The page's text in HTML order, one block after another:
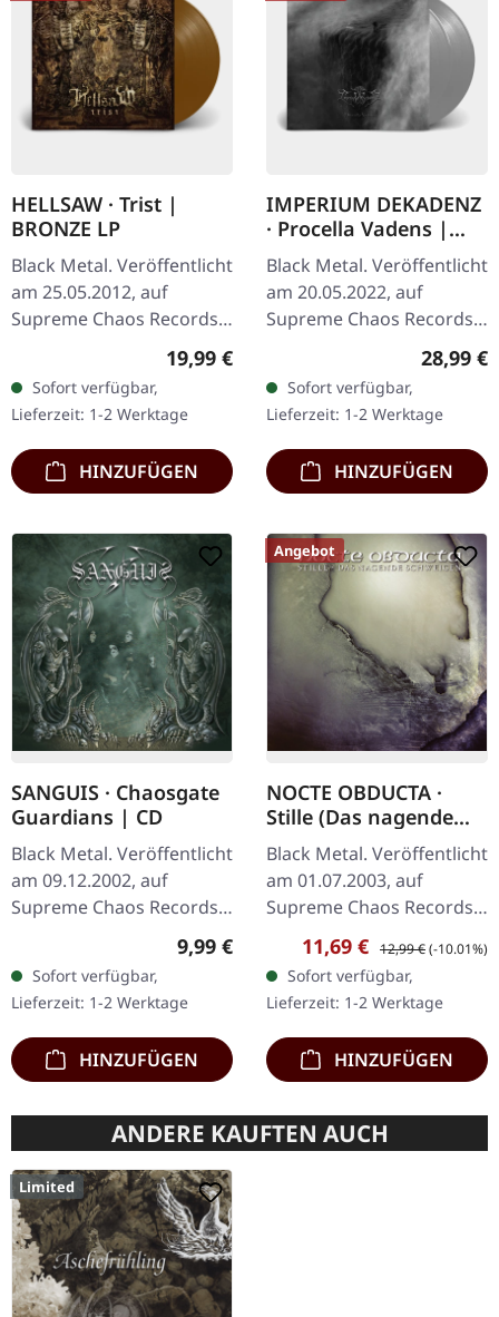
HELLSAW · Trist |
BRONZE LP
Black Metal. Veröffentlicht
am 25.05.2012, auf
Supreme Chaos Records.
Schweres transparent
bronze farbenes Vinyl im
Gatefold-Cover mit
exklusivem…
Regulärer Preis:
19,99 €
Sofort verfügbar,
Lieferzeit: 1-2 Werktage
HINZUFÜGEN
IMPERIUM DEKADENZ
· Procella Vadens |
SILVER 2LP
Black Metal. Veröffentlicht
am 20.05.2022, auf
Supreme Chaos Records.
Letzte Exemplare! #4-10
Silbernes Doppel-Vinyl im
Gatefold-Cover mit
bedrucktem…
28,99 €
Sofort verfügbar,
Lieferzeit: 1-2 Werktage
HINZUFÜGEN
SANGUIS · Chaosgate
Guardians | CD
Black Metal. Veröffentlicht
am 09.12.2002, auf
Supreme Chaos Records.
CD im Jewelcase mit 12-
seitigem Booklet. Wenn
österreichischer Black
Metal den…
Regulärer Preis:
9,99 €
Sofort verfügbar,
Lieferzeit: 1-2 Werktage
HINZUFÜGEN
Angebot
NOCTE OBDUCTA ·
Stille (Das nagende
Schweigen) | CD
Black Metal. Veröffentlicht
am 01.07.2003, auf
Supreme Chaos Records.
CD im Jewelcase. Mit
"Stille (Das nagende
Schweigen)" zeigen sich
Nocte Obducta…
Verkaufspreis:
11,69 € Regulärer Preis:
12,99 €(-10.01%)
Sofort verfügbar,
Lieferzeit: 1-2 Werktage
HINZUFÜGEN
ANDERE KAUFTEN AUCH
Limited